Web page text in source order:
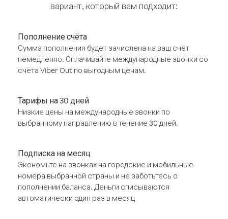
вариант, который вам подходит:
Пополнение счёта
Сумма пополнения будет зачислена на ваш счёт
немедленно. Оплачивайте международные звонки со
счёта Viber Out по выгодным ценам.
Тарифы на 30 дней
Низкие цены на международные звонки по
выбранному направлению в течение 30 дней.
Подписка на месяц
Экономьте на звонках на городские и мобильные
номера выбранной страны и не заботьтесь о
пополнении баланса. Деньги списываются
автоматически один раз в месяц